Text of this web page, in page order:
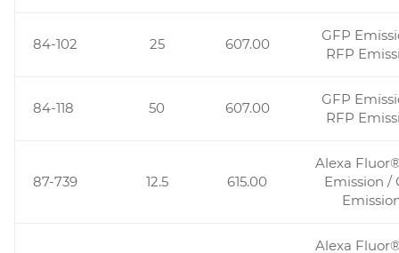
84-102 25 607.00
GFP
RFP
84-118 50 607.00
GFP
RFP
87-739 12.5 615.00
Alexa
Emission /
Alexa